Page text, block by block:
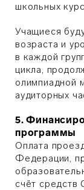
школьных
Учащиеся
возраста и
в каждой
цикла,
олимпиадной
аудиторных
5.
программы
Оплата
Федерации,
счёт средств